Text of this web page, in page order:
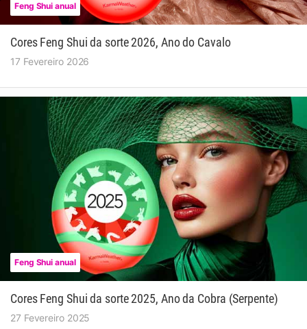
Feng Shui anual
Cores Feng Shui da sorte 2026, Ano do Cavalo
17 Fevereiro 2026
Feng Shui anual
Cores Feng Shui da sorte 2025, Ano da Cobra (Serpente)
27 Fevereiro 2025